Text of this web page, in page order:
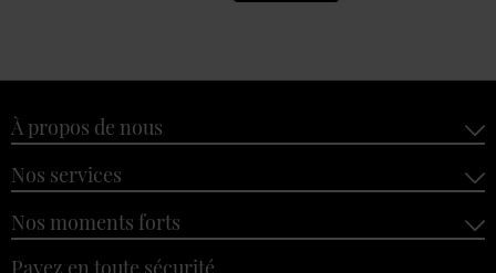
À propos de nous
Nos services
Nos moments forts
Payez en toute sécurité